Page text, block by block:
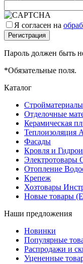
Я согласен на
Пароль должен быть
*Обязательные поля.
Каталог
Стройматериалы
Отделочные
Керамическая
Теплоизоляция
Фасады
Кровля и
Электротовары
Отопление
Крепеж
Хозтовары
Новые товары
Наши предложения
Новинки
Популярные
Распродажи и
Уцененные